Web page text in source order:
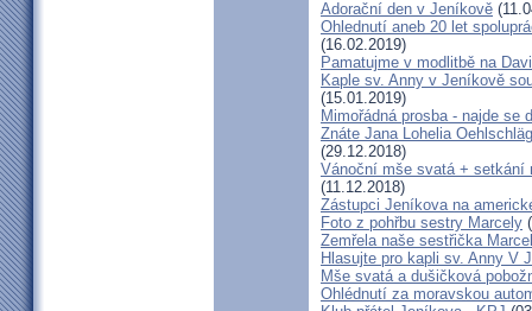
Adorační den v Jeníkově
Ohlednutí aneb 20 let
(16.02.2019)
Pamatujme v modlitbě na
Kaple sv. Anny v Jeníkově
(15.01.2019)
Mimořádná prosba - najde se
Znáte Jana Lohelia
(29.12.2018)
Vánoční mše svatá + setkání
(11.12.2018)
Zástupci Jeníkova na
Foto z pohřbu sestry Marcely
Zemřela naše sestřička
Hlasujte pro kapli sv. Anny V
Mše svatá a dušičková
Ohlédnutí za moravskou